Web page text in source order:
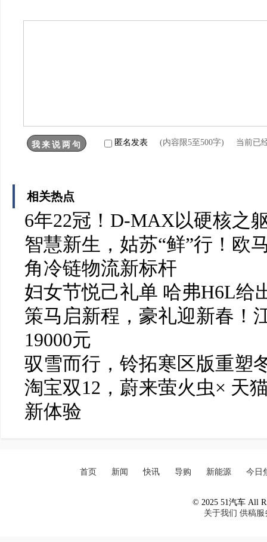
匿名发表 (内容限5至500字) 当前已
相关热点
6年22冠！D-MAX以硬核之
智慧新生，姑苏“鲜”行！欧
角冷链物流新标杆
妇女节悦己礼单 哈弗H6L给
策马启新程，豪礼迎新春！
19000元
驭雪而行，铃拓寒区版重塑
淘宝双12，蔚来萤火虫× 天
新体验
首页 新闻 快讯 导购 新能源 今日
© 2025 51汽车 All
关于我们 供稿服